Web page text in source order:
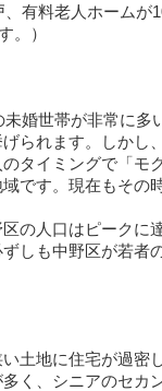
、有料老人ホーム
。）
婚世帯が非常に
られます。しかし
タイミングで「モ
です。現在もその
の人口はピークに
しも中野区が若者
土地に住宅が過密
く、シニアのセカ